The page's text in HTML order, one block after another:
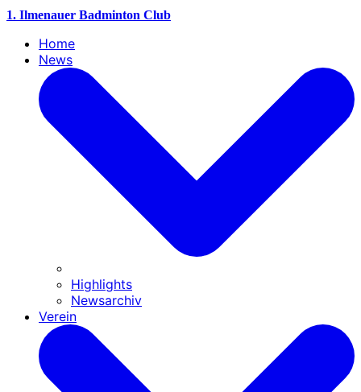
1. Ilmenauer Badminton Club
Home
News
Highlights
Newsarchiv
Verein